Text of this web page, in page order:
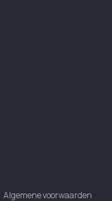
Algemene voorwaarden